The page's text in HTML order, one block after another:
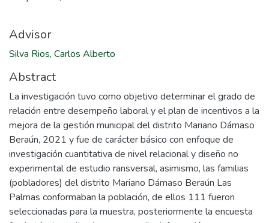
Advisor
Silva Rios, Carlos Alberto
Abstract
La investigación tuvo como objetivo determinar el grado de
relación entre desempeño laboral y el plan de incentivos a la
mejora de la gestión municipal del distrito Mariano Dámaso
Beraún, 2021 y fue de carácter básico con enfoque de
investigación cuantitativa de nivel relacional y diseño no
experimental de estudio ransversal, asimismo, las familias
(pobladores) del distrito Mariano Dámaso Beraún Las
Palmas conformaban la población, de ellos 111 fueron
seleccionadas para la muestra, posteriormente la encuesta